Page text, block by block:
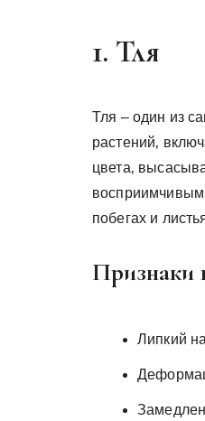
1. Тля
Тля – один из
растений‚
цвета‚
побегах и
Признаки
Липкий